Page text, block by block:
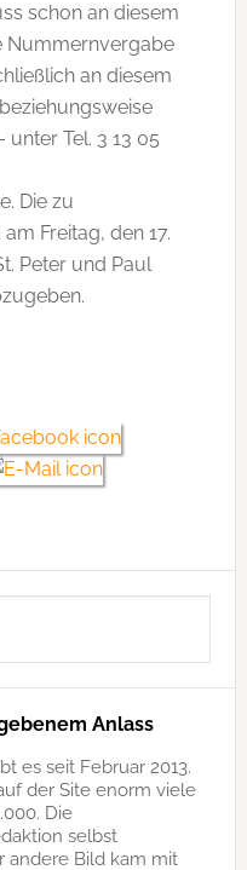
schon an diesem
Nummernvergabe
an diesem
Tel. 3 13 05
Die zu
Freitag, den 17.
Peter und Paul
Anlass
es seit Februar 2013.
der Site enorm viele
Die
selbst
andere Bild kam mit